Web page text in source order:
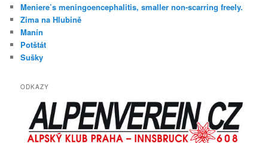
Meniere’s meningoencephalitis, smaller non-scarring freely.
Zima na Hlubině
Manín
Potštát
Sušky
ODKAZY